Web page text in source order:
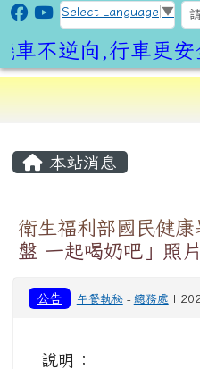
跳至主內容區
CLPS Site
Select Language ▼
車不逆向,行車更安
導覽列
本站消息
衛生福利部國民健
盤 一起喝奶吧」照
公告 午餐執秘- 總務處 |
說明：